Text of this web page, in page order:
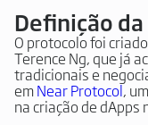
Definição
O protocolo foi
Terence Ng, que já
tradicionais e
emNear Protocol,
na criação de dApps